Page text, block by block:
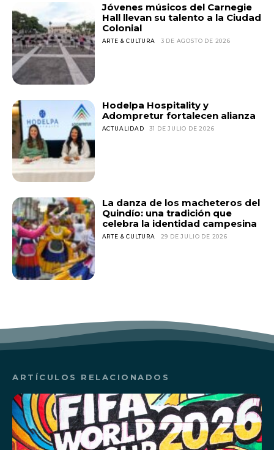
Jóvenes músicos del Carnegie
Hall llevan su talento a la Ciudad
Colonial
ARTE & CULTURA 3 DE AGOSTO DE 2026
Hodelpa Hospitality y
Adompretur fortalecen alianza
ACTUALIDAD 31 DE JULIO DE 2026
La danza de los macheteros del
Quindío: una tradición que
celebra la identidad campesina
ARTE & CULTURA 29 DE JULIO DE 2026
ARTÍCULOS RELACIONADOS